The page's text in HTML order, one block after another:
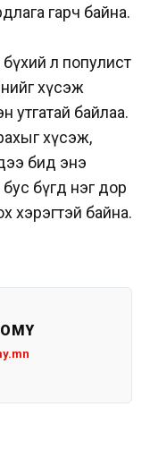
гарч байна.
л популист
хүсэж
утгатай байлаа.
хүсэж,
бид энэ
бус бүгд нэг дор
хэрэгтэй байна.